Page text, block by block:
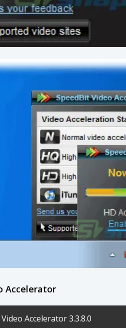
Accelerator
Accelerator 3.3.8.0